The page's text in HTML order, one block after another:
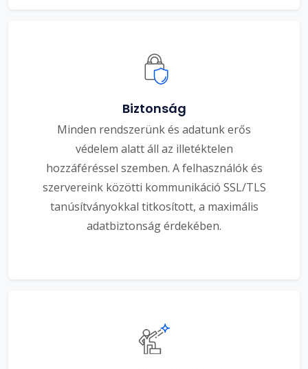
Biztonság
Minden rendszerünk és adatunk erős
védelem alatt áll az illetéktelen
hozzáféréssel szemben. A felhasználók és
szervereink közötti kommunikáció SSL/TLS
tanúsítványokkal titkosított, a maximális
adatbiztonság érdekében.